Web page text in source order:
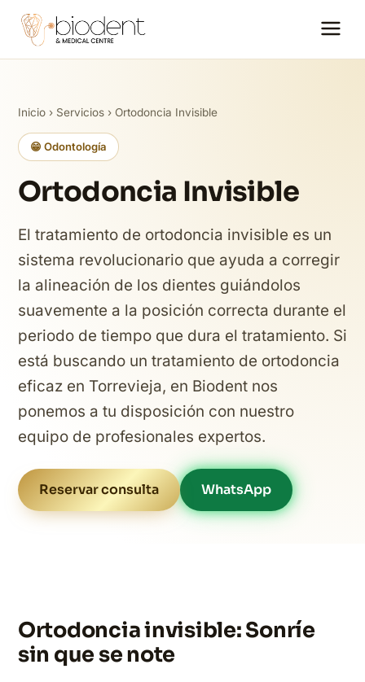
Inicio › Servicios › Ortodoncia Invisible
😁 Odontología
Ortodoncia Invisible
El tratamiento de ortodoncia invisible es un
sistema revolucionario que ayuda a corregir
la alineación de los dientes guiándolos
suavemente a la posición correcta durante el
periodo de tiempo que dura el tratamiento. Si
está buscando un tratamiento de ortodoncia
eficaz en Torrevieja, en Biodent nos
ponemos a tu disposición con nuestro
equipo de profesionales expertos.
Reservar consulta WhatsApp
Ortodoncia invisible: Sonríe
sin que se note